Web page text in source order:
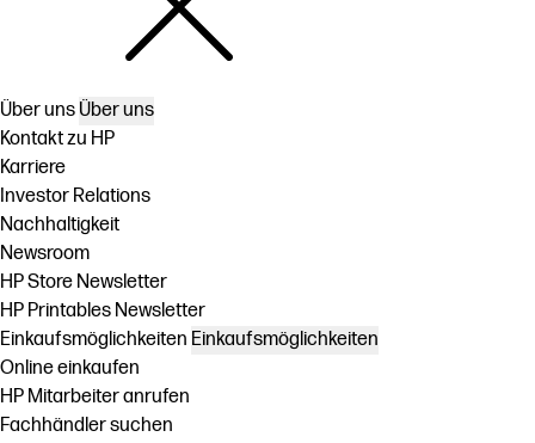
Über uns Über uns
Kontakt zu HP
Karriere
Investor Relations
Nachhaltigkeit
Newsroom
HP Store Newsletter
HP Printables Newsletter
Einkaufsmöglichkeiten Einkaufsmöglichkeiten
Online einkaufen
HP Mitarbeiter anrufen
Fachhändler suchen